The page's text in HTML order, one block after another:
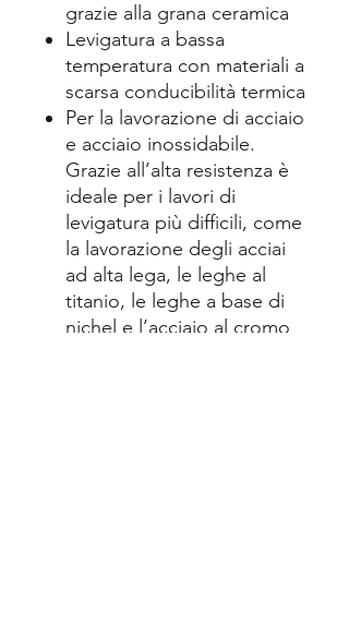
grazie alla grana ceramica
Levigatura a bassa
temperatura con materiali a
scarsa conducibilità termica
Per la lavorazione di acciaio
e acciaio inossidabile.
Grazie all’alta resistenza è
ideale per i lavori di
levigatura più difficili, come
la lavorazione degli acciai
ad alta lega, le leghe al
titanio, le leghe a base di
nichel e l’acciaio al cromo